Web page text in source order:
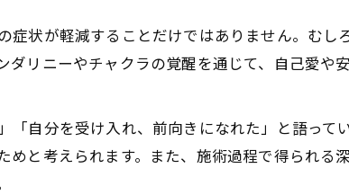
気功治療や療法で活性化するクンダリニー実践法
でのチャクラ活性化と自然治癒力の関係を考える
で活性化するクンダリニー覚醒を促す呼吸法と
状が軽減することだけではありません。む
リニーやチャクラの覚醒を通じて、自己愛や
自分を受け入れ、前向きになれた」と語って
と考えられます。また、施術過程で得られる